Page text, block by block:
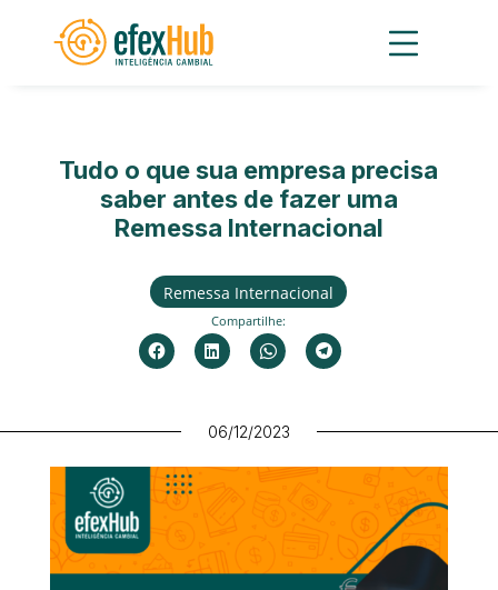
Tudo o que sua empresa precisa
saber antes de fazer uma
Remessa Internacional
Remessa Internacional
Compartilhe:
Clique
para
nova
Clique
para
nova
Clique
para
nova
Clique
para
nova
06/12/2023